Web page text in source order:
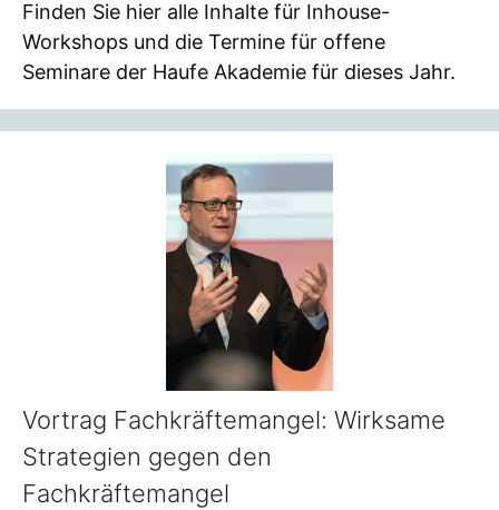
Finden Sie hier alle Inhalte für Inhouse-
Workshops und die Termine für offene
Seminare der Haufe Akademie für dieses Jahr.
Vortrag Fachkräftemangel: Wirksame
Strategien gegen den
Fachkräftemangel